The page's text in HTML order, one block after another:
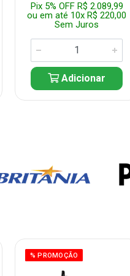
Pix 5% OFF R$ 2.089,99
ou em até 10x R$ 220,00
Sem Juros
Adicionar
% PROMOÇÃO